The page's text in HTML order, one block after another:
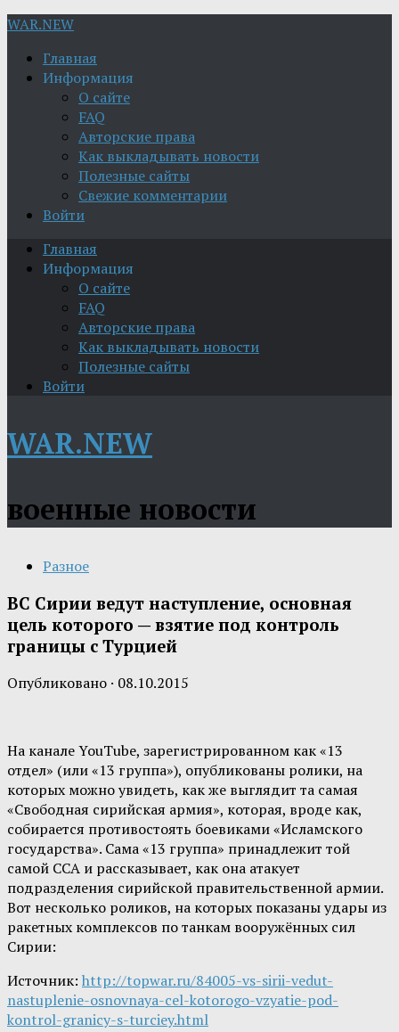
WAR.NEW
Главная
Информация
О сайте
FAQ
Авторские права
Как выкладывать новости
Полезные сайты
Свежие комментарии
Войти
Главная
Информация
О сайте
FAQ
Авторские права
Как выкладывать новости
Полезные сайты
Войти
WAR.NEW
военные новости
Разное
ВС Сирии ведут наступление, основная
цель которого — взятие под контроль
границы с Турцией
Опубликовано · 08.10.2015
На канале YouTube, зарегистрированном как «13
отдел» (или «13 группа»), опубликованы ролики, на
которых можно увидеть, как же выглядит та самая
«Свободная сирийская армия», которая, вроде как,
собирается противостоять боевиками «Исламского
государства». Сама «13 группа» принадлежит той
самой ССА и рассказывает, как она атакует
подразделения сирийской правительственной армии.
Вот несколько роликов, на которых показаны удары из
ракетных комплексов по танкам вооружённых сил
Сирии:
Источник: http://topwar.ru/84005-vs-sirii-vedut-
nastuplenie-osnovnaya-cel-kotorogo-vzyatie-pod-
kontrol-granicy-s-turciey.html